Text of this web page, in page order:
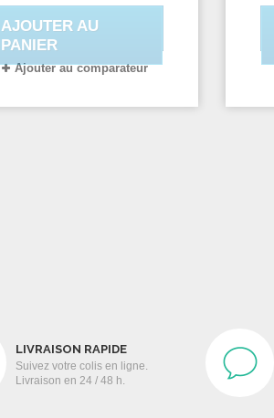
AJOUTER AU
PANIER
Ajouter au comparateur
LIVRAISON RAPIDE
Suivez votre colis en ligne.
Livraison en 24 / 48 h.